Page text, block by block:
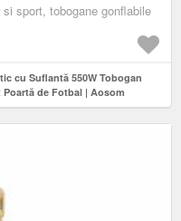
sport, tobogane gonflabile
cu Suflantă 550W Tobogan
Poartă de Fotbal | Aosom